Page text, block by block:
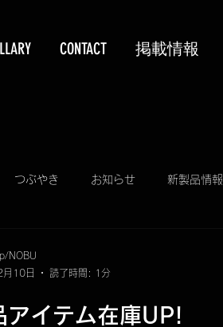
CONTACT 掲載情報
つぶやき お知らせ 新製品情報
plus TELASS solo
アイテム在庫UP!
NOBU
月10日
読了時間: 1分